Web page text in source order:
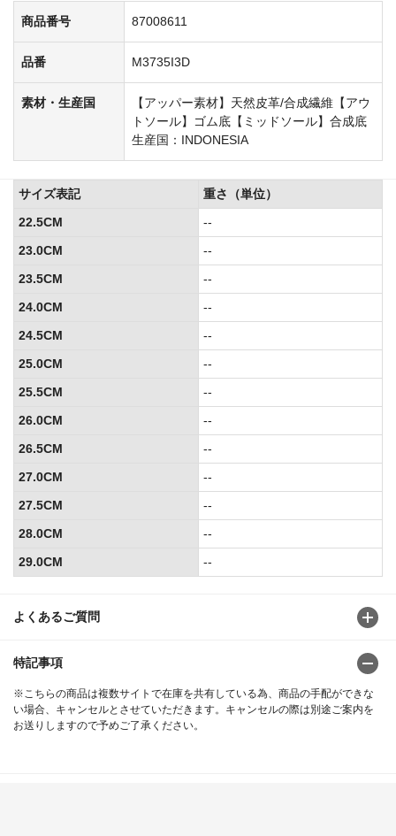
商品番号 87008611
品番 M3735I3D
素材・生産国
【アッパー素材】天然皮革/合成繊維【アウ
トソール】ゴム底【ミッドソール】合成底
生産国：INDONESIA
よくあるご質問
特記事項
※こちらの商品は複数サイトで在庫を共有している為、商品の手配ができな
い場合、キャンセルとさせていただきます。キャンセルの際は別途ご案内を
お送りしますので予めご了承ください。
サイズ表記
重さ（単位）
22.5CM
--
23.0CM
--
23.5CM
--
24.0CM
--
24.5CM
--
25.0CM
--
25.5CM
--
26.0CM
--
26.5CM
--
27.0CM
--
27.5CM
--
28.0CM
--
29.0CM
--